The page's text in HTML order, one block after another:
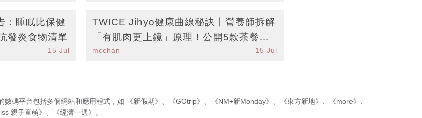
：睡眠比保健
發炎食物清單
15 Jul
TWICE Jihyo健康曲線秘訣丨營養師拆解
「有肌肉更上鏡」原理！公開5款茶餐廳
增肌低卡餐單
mcchan 15 Jul
數碼平台包括多個網站和應用程式，如 《新假期》 、 《GOtrip》 、 《NM+新Monday》 、 《東方新地》 、 《more》 、
親子童萌》 、 《經濟一週》 。